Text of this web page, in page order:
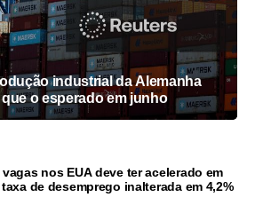
industrial da Alemanha
o esperado em junho
nos EUA deve ter acelerado em
de desemprego inalterada em 4,2%